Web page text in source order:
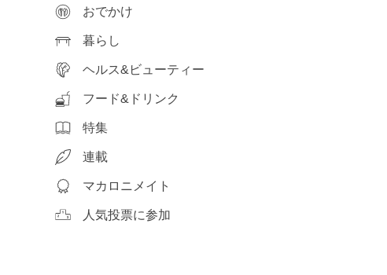
おでかけ
暮らし
ヘルス&ビューティー
フード&ドリンク
特集
連載
マカロニメイト
人気投票に参加